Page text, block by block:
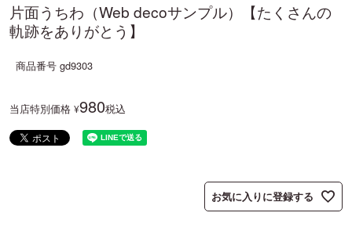
片面うちわ（Web decoサンプル）【たくさんの
軌跡をありがとう】
商品番号 gd9303
当店特別価格 ¥980税込
お気に入りに登録する